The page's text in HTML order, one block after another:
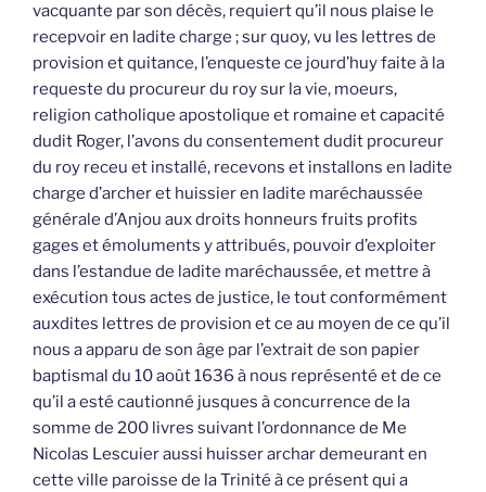
vacquante par son décès, requiert qu’il nous plaise le
recepvoir en ladite charge ; sur quoy, vu les lettres de
provision et quitance, l’enqueste ce jourd’huy faite à la
requeste du procureur du roy sur la vie, moeurs,
religion catholique apostolique et romaine et capacité
dudit Roger, l’avons du consentement dudit procureur
du roy receu et installé, recevons et installons en ladite
charge d’archer et huissier en ladite maréchaussée
générale d’Anjou aux droits honneurs fruits profits
gages et émoluments y attribués, pouvoir d’exploiter
dans l’estandue de ladite maréchaussée, et mettre à
exécution tous actes de justice, le tout conformément
auxdites lettres de provision et ce au moyen de ce qu’il
nous a apparu de son âge par l’extrait de son papier
baptismal du 10 août 1636 à nous représenté et de ce
qu’il a esté cautionné jusques à concurrence de la
somme de 200 livres suivant l’ordonnance de Me
Nicolas Lescuier aussi huisser archar demeurant en
cette ville paroisse de la Trinité à ce présent qui a